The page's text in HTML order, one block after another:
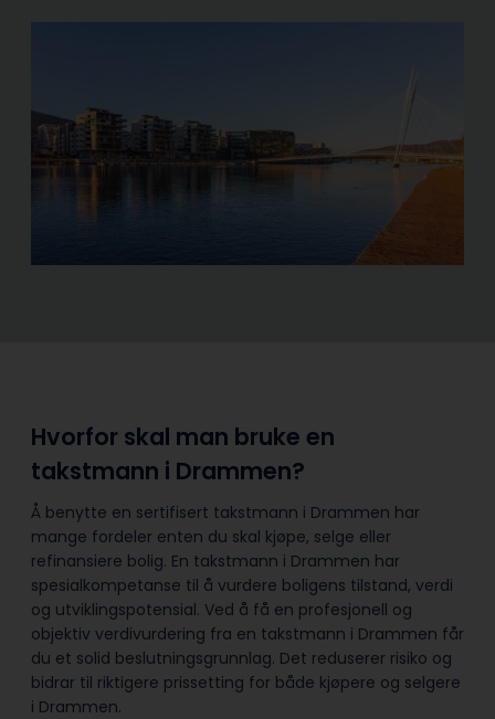
Hvorfor skal man bruke en
takstmann i Drammen?
Å benytte en sertifisert takstmann i Drammen har
mange fordeler enten du skal kjøpe, selge eller
refinansiere bolig. En takstmann i Drammen har
spesialkompetanse til å vurdere boligens tilstand, verdi
og utviklingspotensial. Ved å få en profesjonell og
objektiv verdivurdering fra en takstmann i Drammen får
du et solid beslutningsgrunnlag. Det reduserer risiko og
bidrar til riktigere prissetting for både kjøpere og selgere
i Drammen.